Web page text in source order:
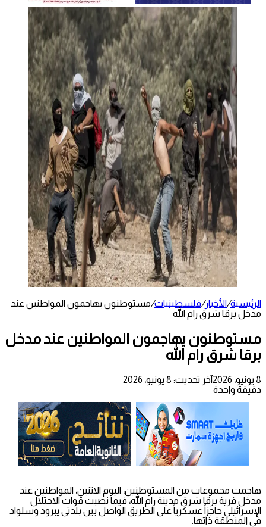
الرئيسية/الأخبار/فلسطينيات/مستوطنون يهاجمون المواطنين عند
مدخل برقا شرق رام الله
مستوطنون يهاجمون المواطنين عند مدخل
برقا شرق رام الله
8 يونيو، 2026
آخر تحديث: 8 يونيو، 2026
دقيقة واحدة
هاجمت مجموعات من المستوطنين، اليوم الاثنين، المواطنين عند
مدخل قرية برقا شرق مدينة رام الله، فيما نصبت قوات الاحتلال
الإسرائيلي حاجزاً عسكرياً على الطريق الواصل بين بلدتي يبرود وسلواد
في المنطقة ذاتها.